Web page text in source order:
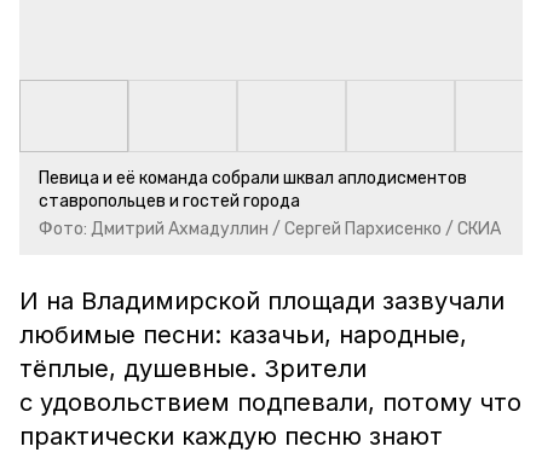
Певица и её команда собрали шквал аплодисментов
ставропольцев и гостей города
Фото: Дмитрий Ахмадуллин / Сергей Пархисенко / СКИА
И на Владимирской площади зазвучали
любимые песни: казачьи, народные,
тёплые, душевные. Зрители
с удовольствием подпевали, потому что
практически каждую песню знают